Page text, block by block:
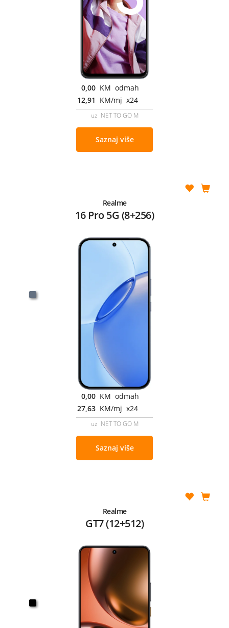
0,00 KM odmah
12,91 KM/mj x24
uz NET TO GO M
Saznaj više
Realme
16 Pro 5G (8+256)
0,00 KM odmah
27,63 KM/mj x24
uz NET TO GO M
Saznaj više
Realme
GT7 (12+512)